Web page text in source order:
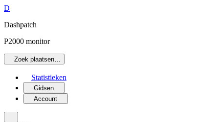
D
Dashpatch
P2000 monitor
Zoek plaatsen…
Statistieken
Gidsen
Account